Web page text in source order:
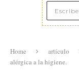
Home artículo
alérgica a la higiene.